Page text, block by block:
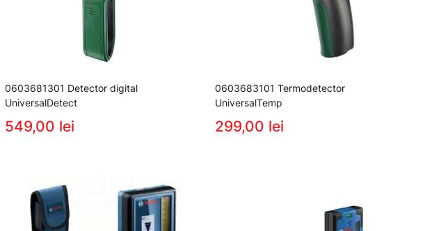
0603681301 Detector digital
UniversalDetect
549,00 lei
0603683101 Termodetector
UniversalTemp
299,00 lei